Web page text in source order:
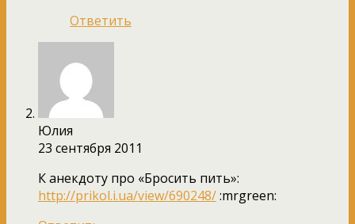
Ответить
Юлия
23 сентября 2011
К анекдоту про «Бросить пить»:
http://prikol.i.ua/view/690248/:mrgreen: